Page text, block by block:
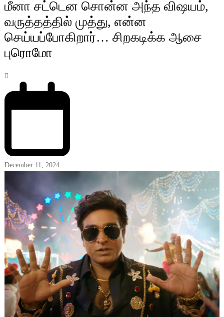
மீனா சட்டென சொன்ன அந்த விஷயம்,
வருத்தத்தில் முத்து, என்ன
செய்யப்போகிறார்… சிறகடிக்க ஆசை
புரொமோ
December 11, 2024